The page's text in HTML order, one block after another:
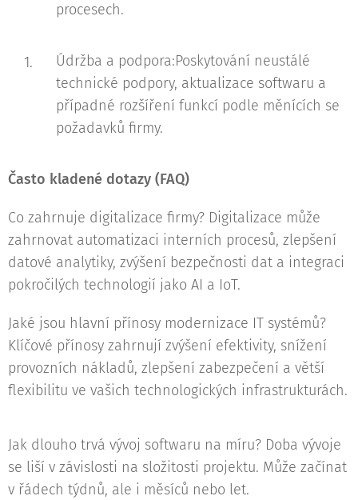
procesech.
Údržba a podpora:Poskytování neustálé
technické podpory, aktualizace softwaru a
případné rozšíření funkcí podle měnících se
požadavků firmy.
Často kladené dotazy (FAQ)
Co zahrnuje digitalizace firmy? Digitalizace může
zahrnovat automatizaci interních procesů, zlepšení
datové analytiky, zvýšení bezpečnosti dat a integraci
pokročilých technologií jako AI a IoT.
Jaké jsou hlavní přínosy modernizace IT systémů?
Klíčové přínosy zahrnují zvýšení efektivity, snížení
provozních nákladů, zlepšení zabezpečení a větší
flexibilitu ve vašich technologických infrastrukturách.
Jak dlouho trvá vývoj softwaru na míru? Doba vývoje
se liší v závislosti na složitosti projektu. Může začínat
v řádech týdnů, ale i měsíců nebo let.